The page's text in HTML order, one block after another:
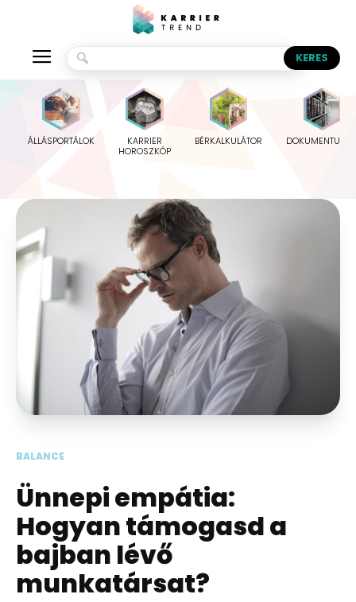
ÁLLÁSPORTÁLOK
KARRIER
HOROSZKÓP
BÉRKALKULÁTOR
BALANCE
Ünnepi empátia:
Hogyan támogasd a
bajban lévő
munkatársat?